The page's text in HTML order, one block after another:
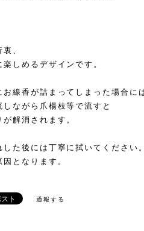
、
楽しめるデザインです。
線香が詰まってしまった場合に
しながら爪楊枝等で流すと
が解消されます。
した後には丁寧に拭いてください
因となります。
通報する